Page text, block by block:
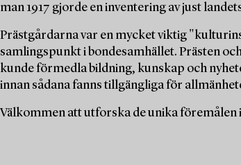
man 1917 gjorde en inventering av just
Prästgårdarna var en mycket viktig
samlingspunkt i bondesamhället. Prästen
kunde förmedla bildning, kunskap och
innan sådana fanns tillgängliga för
Välkommen att utforska de unika föremålen